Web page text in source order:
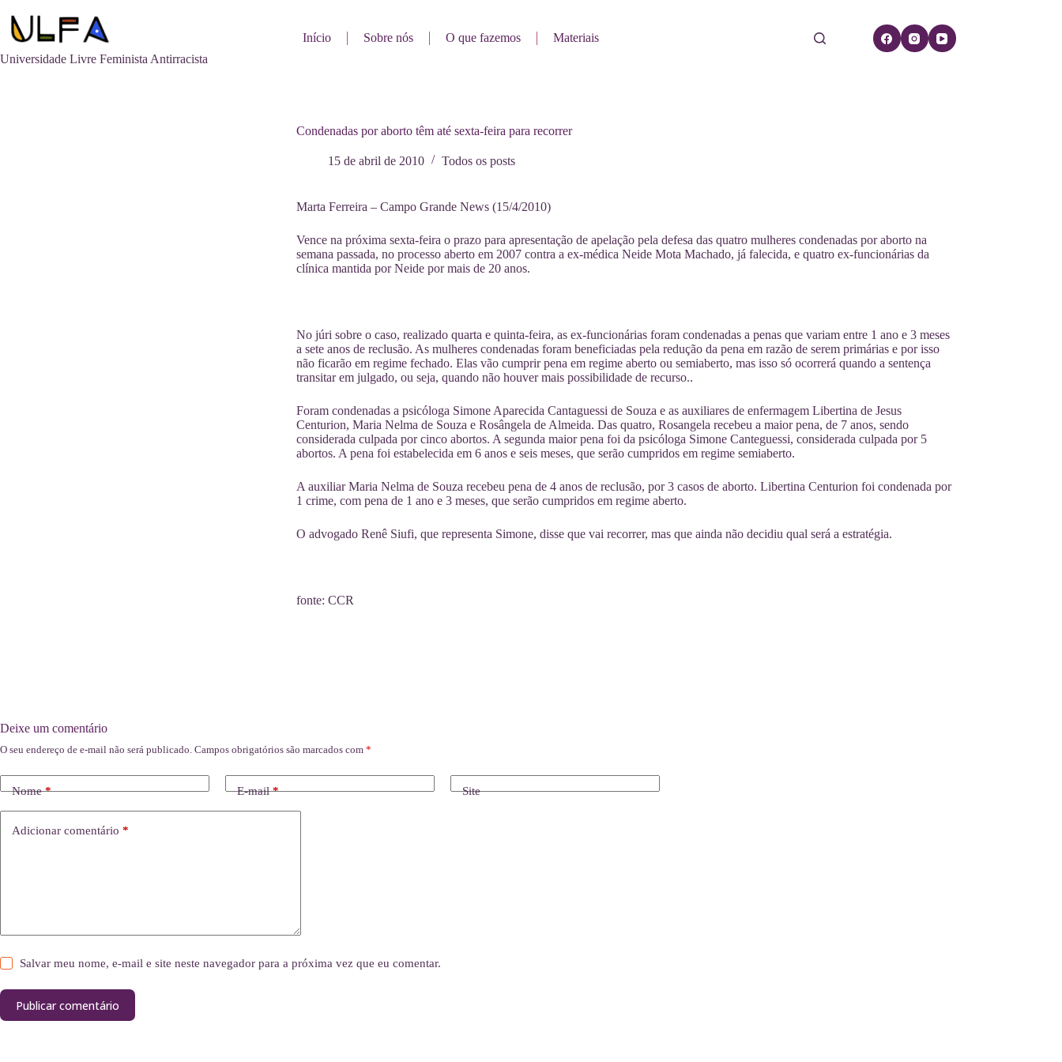
para
Universidade Livre Feminista Antirracista
Início Sobre nós O que fazemos Materiais
Condenadas por aborto têm até sexta-feira para recorrer
15 de abril de 2010 Todos os posts
Marta Ferreira – Campo Grande News (15/4/2010)
Vence na próxima sexta-feira o prazo para apresentação de apelação pela defesa das quatro mulheres condenadas por aborto na
semana passada, no processo aberto em 2007 contra a ex-médica Neide Mota Machado, já falecida, e quatro ex-funcionárias da
clínica mantida por Neide por mais de 20 anos.
No júri sobre o caso, realizado quarta e quinta-feira, as ex-funcionárias foram condenadas a penas que variam entre 1 ano e 3 meses
a sete anos de reclusão. As mulheres condenadas foram beneficiadas pela redução da pena em razão de serem primárias e por isso
não ficarão em regime fechado. Elas vão cumprir pena em regime aberto ou semiaberto, mas isso só ocorrerá quando a sentença
transitar em julgado, ou seja, quando não houver mais possibilidade de recurso..
Foram condenadas a psicóloga Simone Aparecida Cantaguessi de Souza e as auxiliares de enfermagem Libertina de Jesus
Centurion, Maria Nelma de Souza e Rosângela de Almeida. Das quatro, Rosangela recebeu a maior pena, de 7 anos, sendo
considerada culpada por cinco abortos. A segunda maior pena foi da psicóloga Simone Canteguessi, considerada culpada por 5
abortos. A pena foi estabelecida em 6 anos e seis meses, que serão cumpridos em regime semiaberto.
A auxiliar Maria Nelma de Souza recebeu pena de 4 anos de reclusão, por 3 casos de aborto. Libertina Centurion foi condenada por
1 crime, com pena de 1 ano e 3 meses, que serão cumpridos em regime aberto.
O advogado Renê Siufi, que representa Simone, disse que vai recorrer, mas que ainda não decidiu qual será a estratégia.
fonte: CCR
Deixe um comentário
O seu endereço de e-mail não será publicado. Campos obrigatórios são marcados com *
Nome* E-mail* Site
Adicionar comentário *
Salvar meu nome, e-mail e site neste navegador para a próxima vez que eu comentar.
Publicar comentário